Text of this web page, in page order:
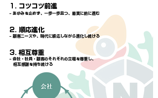
1. コツコツ前進
– あゆみを止めず、一歩一歩且つ、着実に前に進む
2. 順応進化
– 顧客ニーズや、時代に順応しながら進化し続ける
3. 相互尊重
– 会社・社員・顧客のそれぞれの立場を尊重し、
相互感謝を持ち続ける